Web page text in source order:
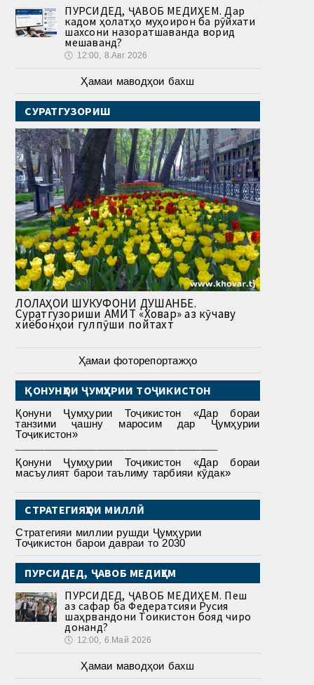
ПУРСИДЕД, ҶАВОБ МЕДИҲЕМ. Дар
кадом ҳолатҳо муҳоҷирон ба рӯйхати
шахсони назоратшаванда ворид
мешаванд?
🕔 12:00, 8.Авг 2026
Ҳамаи маводҳои бахш
СУРАТГУЗОРИШ
ЛОЛАҲОИ ШУКУФОНИ ДУШАНБЕ.
Суратгузориши АМИТ «Ховар» аз кӯчаву
хиёбонҳои гулпӯши пойтахт
Ҳамаи фоторепортажҳо
ҚОНУНҲОИ ҶУМҲУРИИ ТОҶИКИСТОН
Қонуни Ҷумҳурии Тоҷикистон «Дар бораи
танзими ҷашну маросим дар Ҷумҳурии
Тоҷикистон»
Қонуни Ҷумҳурии Тоҷикистон «Дар бораи
масъулият барои таълиму тарбияи кӯдак»
СТРАТЕГИЯҲОИ МИЛЛӢ
Стратегияи миллии рушди Ҷумҳурии
Тоҷикистон барои давраи то 2030
ПУРСИДЕД, ҶАВОБ МЕДИҲЕМ
ПУРСИДЕД, ҶАВОБ МЕДИҲЕМ. Пеш
аз сафар ба Федератсияи Русия
шаҳрвандони Тоҷикистон бояд чиро
донанд?
🕔 12:00, 6.Май 2026
Ҳамаи маводҳои бахш